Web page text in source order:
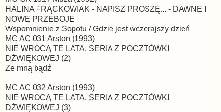
HALINA FRĄCKOWIAK - NAPISZ PROSZĘ... - DAWNE I
NOWE PRZEBOJE
Wspomnienie z Sopotu / Gdzie jest wczorajszy dzień
MC AC 031 Arston (1993)
NIE WRÓCĄ TE LATA, SERIA Z POCZTÓWKI
DŹWIĘKOWEJ (2)
Ze mną bądź
MC AC 032 Arston (1993)
NIE WRÓCĄ TE LATA, SERIA Z POCZTÓWKI
DŹWIĘKOWEJ (3)